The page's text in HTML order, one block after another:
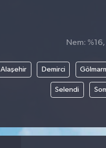
Nem:
Alaşehir Demirci
Selendi